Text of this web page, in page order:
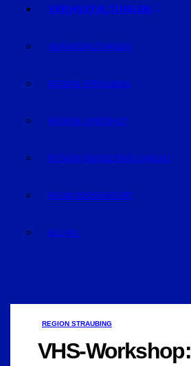
VERANSTALTUNGEN
VERANSTALTUNGEN
REGION STRAUBING
REGION LANDSHUT
REGION DINGOLFING-LANDAU
RAUM DEGGENDORF
BLUVAL
REGION STRAUBING
VHS-Workshop: